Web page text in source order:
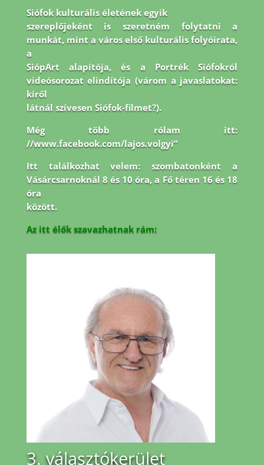
Siófok kulturális életének egyik
szereplőjeként is szeretném folytatni a
munkát, mint a város első kulturális folyóirata,
a
SiópArt alapítója, és a Portrék Siófokról
videósorozat elindítója (várom a javaslatokat:
kiről
látnál szívesen Siófok-filmet?).
Még több rólam itt:
//www.facebook.com/lajos.volgyi”
Itt találkozhat velem: szombatonként a
Vásárcsarnoknál 8 és 10 óra, a Fő téren 16 és 18
óra
között.
Az itt élők szavazhatnak rám:
3. választókerület